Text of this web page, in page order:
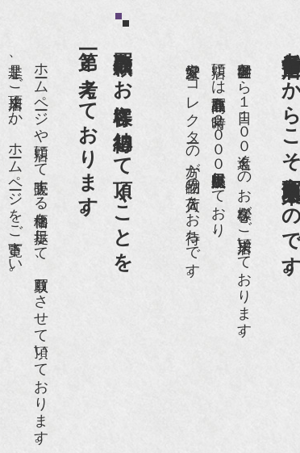
号
号
』2009年11月28日号
』（4月16日発行）
年 SUMMER
2017年6月７日紹介頂きました。
老舗骨董店だからこ
世界各国から１日１００名近くのお客様がご来店頂いております。
店頭には買取商品を常時２０００点以上展示販売しており、
愛好家やコレクターの方が品物の入荷をお待ちです。
買取依頼のお客様に納得して頂くことを
第一と考えております。
ホームページや店頭にて販売する価格を提示して、買取りさせて頂いております。
是非、ご来店頂くか、ホームページをご覧下さい。